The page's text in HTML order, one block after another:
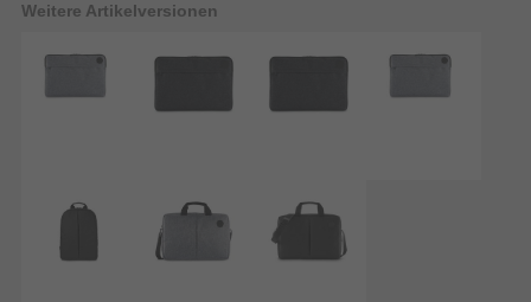
Weitere Artikelversionen